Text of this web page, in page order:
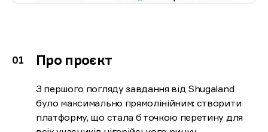
Про проєкт
З першого погляду завдання від Shugaland
було максимально прямолінійним: створити
платформу, що стала б точкою перетину для